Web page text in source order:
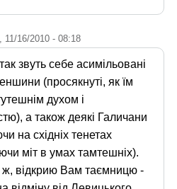
11/16/2010 - 08:18
звуть себе асимільовані
(просякнуті, як їм
духом і
а також деякі Галичани
на східніх тенетах
міт в умах тамтешніх).
ж, відкрию Вам таємницю -